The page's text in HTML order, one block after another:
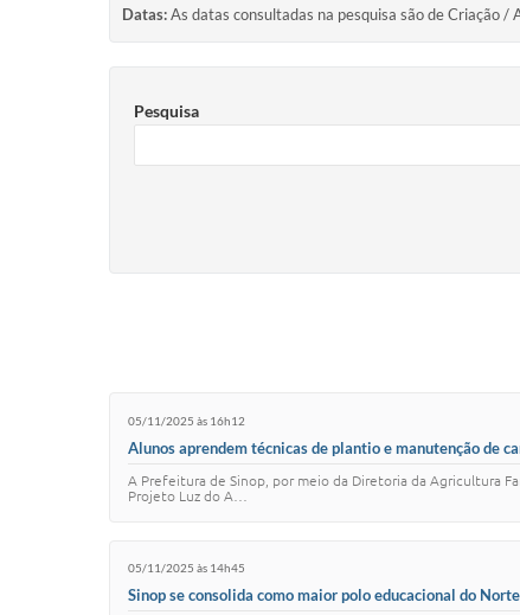
Datas:As datas consultadas na pesquisa são de Criação /
Pesquisa
05/11/2025 às 16h12
Alunos aprendem técnicas de plantio e manutenção de
A Prefeitura de Sinop, por meio da Diretoria da Agricultura
Projeto Luz do A…
05/11/2025 às 14h45
Sinop se consolida como maior polo educacional do